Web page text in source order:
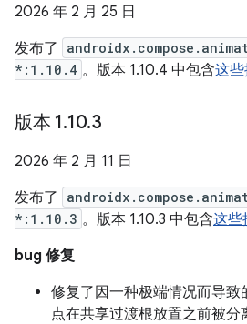
2026 年 2 月 25 日
发布了
*:1.10.4 。版本 1.10.4 中包含这
版本 1.10.3
2026 年 2 月 11 日
发布了
*:1.10.3 。版本 1.10.3 中包含这些
bug 修复
修复了因一种极端情况而导致
点在共享过渡根放置之前被分